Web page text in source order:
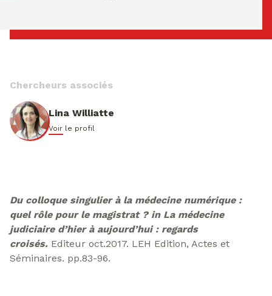
Chercheurs associés
Lina Williatte
Voir le profil
Du colloque singulier à la médecine numérique :
quel rôle pour le magistrat ? in La médecine
judiciaire d’hier à aujourd’hui : regards
croisés. Editeur oct.2017. LEH Edition, Actes et
Séminaires. pp.83-96.